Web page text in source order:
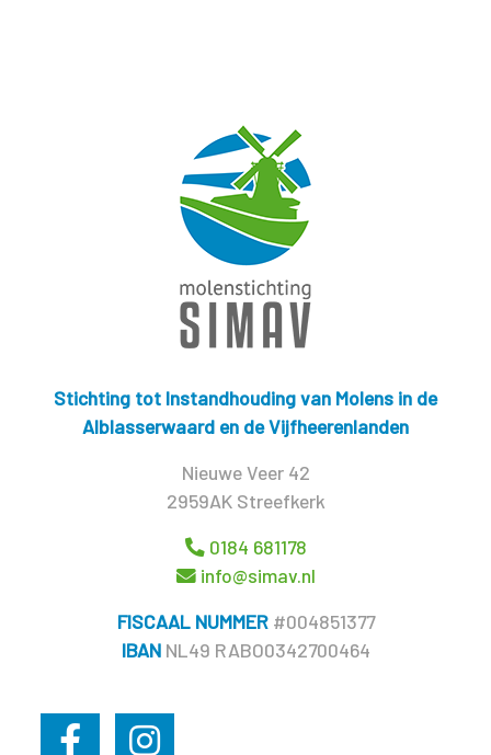
Stichting tot Instandhouding van Molens in de
Alblasserwaard en de Vijfheerenlanden
Nieuwe Veer 42
2959AK Streefkerk
0184 681178
info@simav.nl
FISCAAL NUMMER#004851377
IBAN NL49 RABO0342700464